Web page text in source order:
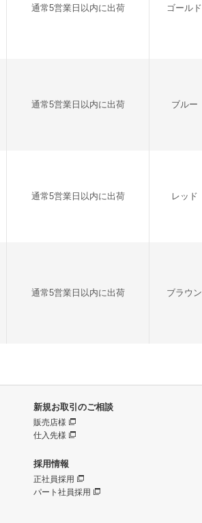
通常5営業日以内に出荷 ゴールド
通常5営業日以内に出荷 ブルー
通常5営業日以内に出荷 レッド
通常5営業日以内に出荷 ブラウン
新規お取引のご相談
販売店様
仕入先様
採用情報
正社員採用
パート社員採用